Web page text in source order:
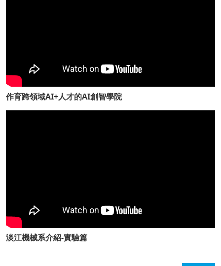
作育跨領域AI+人才的AI創智學院
淡江機械系介紹-實驗篇